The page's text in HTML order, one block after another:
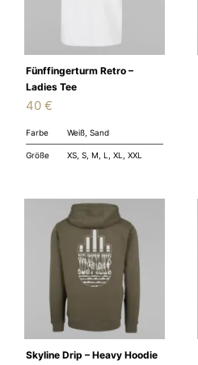
Fünffingerturm Retro –
Ladies Tee
40 €
Farbe Weiß, Sand
Größe XS, S, M, L, XL, XXL
Skyline Drip – Heavy Hoodie